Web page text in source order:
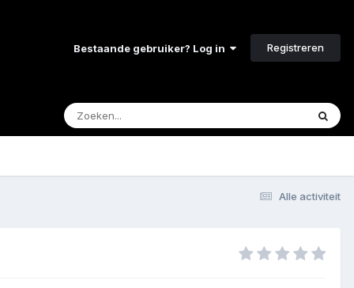
Bestaande gebruiker? Log in Registreren
Alle activiteit